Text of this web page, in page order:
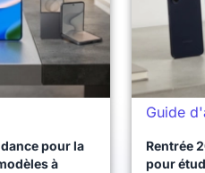
pour la
à
Guide
Rentrée
pour